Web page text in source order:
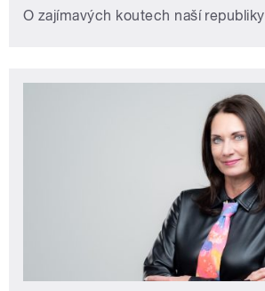
O zajímavých koutech naší republiky